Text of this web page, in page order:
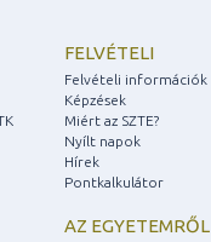
FELVÉTELI
Felvételi információk
Képzések
Miért az SZTE?
Nyílt napok
Hírek
Pontkalkulátor
AZ EGYETEMRŐL